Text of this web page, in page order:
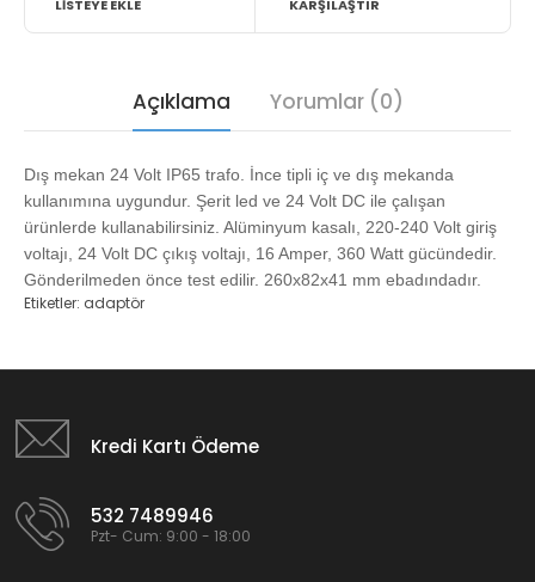
LISTEYE EKLE KARŞILAŞTIR
Açıklama Yorumlar (0)
Dış mekan 24 Volt IP65 trafo. İnce tipli iç ve dış mekanda
kullanımına uygundur. Şerit led ve 24 Volt DC ile çalışan
ürünlerde kullanabilirsiniz. Alüminyum kasalı, 220-240 Volt giriş
voltajı, 24 Volt DC çıkış voltajı, 16 Amper, 360 Watt gücündedir.
Gönderilmeden önce test edilir. 260x82x41 mm ebadındadır.
Etiketler: adaptör
Kredi Kartı Ödeme
532 7489946
Pzt- Cum: 9:00 - 18:00